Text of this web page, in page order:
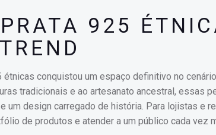
925
étnicas conquistou um espaço definitivo no
tradicionais e ao artesanato ancestral, essas
um design carregado de história. Para lojistas e
de produtos e atender a um público cada vez